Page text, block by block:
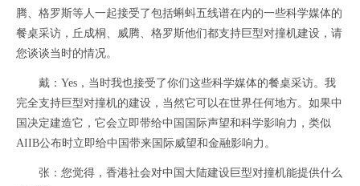
腾、格罗斯等人一起接受了包括蝌蚪五线谱在内的一些科学媒体的
餐桌采访，丘成桐、威腾、格罗斯他们都支持巨型对撞机建设，请
您谈谈当时的情况。
戴：Yes，当时我也接受了你们这些科学媒体的餐桌采访。我
完全支持巨型对撞机的建设，当然它可以在世界任何地方。如果中
国决定建造它，它会立即带给中国国际声望和科学影响力，类似
AIIB公布时立即给中国带来国际威望和金融影响力。
张：您觉得，香港社会对中国大陆建设巨型对撞机能提供什么